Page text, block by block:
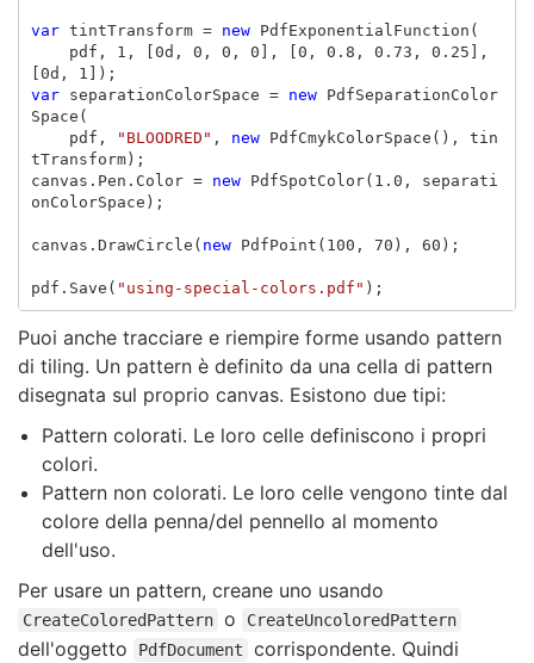
var tintTransform = new PdfExponentialFunction (
pdf , 1 , 0d , 0 , 0 , 0 ], 0 , 0.8 , 0.73 , 0.25 ],
0d , 1
]);
var
separationColorSpace = new
PdfSeparationColor
Space (
pdf , "BLOODRED" , new PdfCmykColorSpace (),
tin
tTransform);
canvas . Pen . Color = new PdfSpotColor( 1.0 ,
separati
onColorSpace );
canvas . DrawCircle ( new PdfPoint ( 100 , 70 ), 60 );
pdf . Save ( "using-special-colors.pdf" );
Puoi anche tracciare e riempire forme usando pattern
di tiling. Un pattern è definito da una cella di pattern
disegnata sul proprio canvas. Esistono due tipi:
Pattern colorati. Le loro celle definiscono i propri
colori.
Pattern non colorati. Le loro celle vengono tinte dal
colore della penna/del pennello al momento
dell'uso.
Per usare un pattern, creane uno usando
CreateColoredPattern o CreateUncoloredPattern
dell'oggetto PdfDocument
corrispondente. Quindi